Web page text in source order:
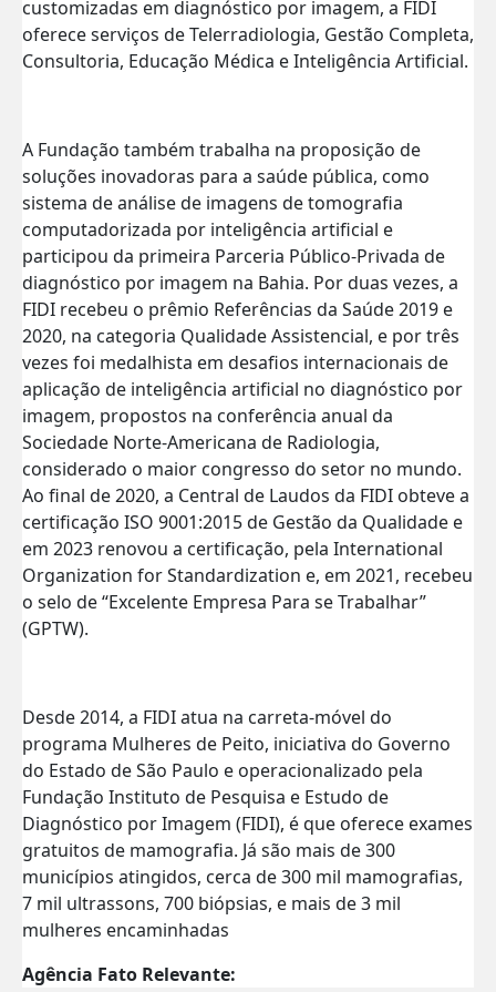
customizadas em diagnóstico por imagem, a FIDI
oferece serviços de Telerradiologia, Gestão Completa,
Consultoria, Educação Médica e Inteligência Artificial.
A Fundação também trabalha na proposição de
soluções inovadoras para a saúde pública, como
sistema de análise de imagens de tomografia
computadorizada por inteligência artificial e
participou da primeira Parceria Público-Privada de
diagnóstico por imagem na Bahia. Por duas vezes, a
FIDI recebeu o prêmio Referências da Saúde 2019 e
2020, na categoria Qualidade Assistencial, e por três
vezes foi medalhista em desafios internacionais de
aplicação de inteligência artificial no diagnóstico por
imagem, propostos na conferência anual da
Sociedade Norte-Americana de Radiologia,
considerado o maior congresso do setor no mundo.
Ao final de 2020, a Central de Laudos da FIDI obteve a
certificação ISO 9001:2015 de Gestão da Qualidade e
em 2023 renovou a certificação, pela International
Organization for Standardization e, em 2021, recebeu
o selo de “Excelente Empresa Para se Trabalhar”
(GPTW).
Desde 2014, a FIDI atua na carreta-móvel do
programa Mulheres de Peito, iniciativa do Governo
do Estado de São Paulo e operacionalizado pela
Fundação Instituto de Pesquisa e Estudo de
Diagnóstico por Imagem (FIDI), é que oferece exames
gratuitos de mamografia. Já são mais de 300
municípios atingidos, cerca de 300 mil mamografias,
7 mil ultrassons, 700 biópsias, e mais de 3 mil
mulheres encaminhadas
Agência Fato Relevante: